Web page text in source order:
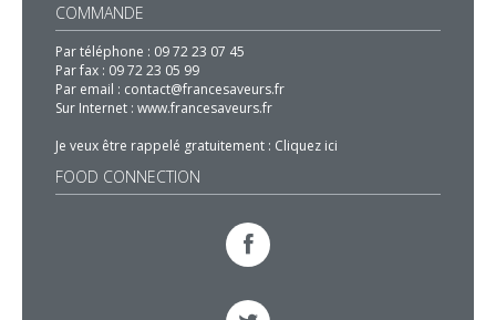
COMMANDE
Par téléphone : 09 72 23 07 45
Par fax : 09 72 23 05 99
Par email : contact@francesaveurs.fr
Sur Internet : www.francesaveurs.fr
Je veux être rappelé gratuitement : Cliquez ici
FOOD CONNECTION